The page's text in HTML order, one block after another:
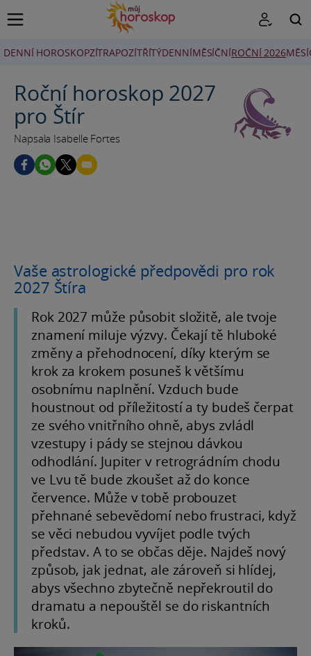
DENNÍ HOROSKOPZÍTRAPOZÍTŘÍTÝDENNÍMĚSÍČNÍROČNÍ 2026
Roční horoskop 2027
pro Štír
Napsala Isabelle Fortes
Vaše astrologické předpovědi pro rok
2027 Štíra
Rok 2027 může působit složitě, ale tvoje
znamení miluje výzvy. Čekají tě hluboké
změny a přehodnocení, díky kterým se
krok za krokem posuneš k většímu
osobnímu naplnění. Vzduch bude
houstnout od příležitostí a ty budeš čerpat
ze svého vnitřního ohně, abys zvládl
vzestupy i pády se stejnou dávkou
odhodlání. Jupiter v retrográdním chodu
ve Lvu tě bude zkoušet až do konce
července. Může v tobě probouzet
přehnané sebevědomí nebo frustraci, když
se věci nebudou vyvíjet podle tvých
představ. A to se občas děje. Najdeš nový
způsob, jak jednat, ale zároveň si hlídej,
abys všechno zbytečně nepřekroutil do
dramatu a nepouštěl se do riskantních
kroků.